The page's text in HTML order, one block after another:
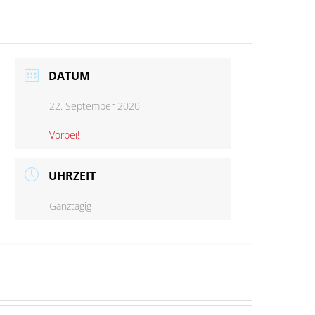
DATUM
22. September 2020
Vorbei!
UHRZEIT
Ganztägig